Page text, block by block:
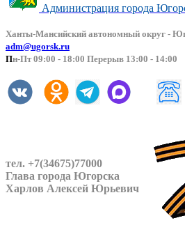
Администрация города
Ханты-Мансийский автономный округ -
adm@ugorsk.ru
Пн-Пт 09:00 - 18:00 Перерыв 13:00 - 14:00
тел. +7(34675)77000
Глава города Югорска
Харлов Алексей Юрьевич